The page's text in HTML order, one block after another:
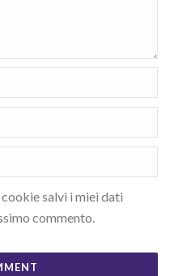
salvi i miei dati
commento.